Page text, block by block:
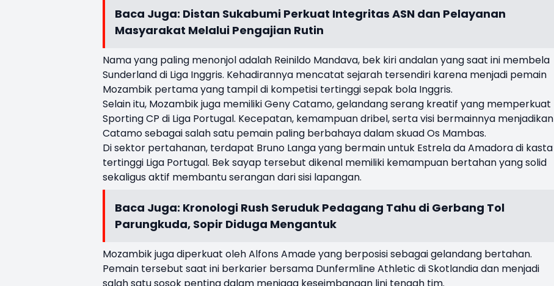
Baca Juga: Distan Sukabumi Perkuat Integritas ASN dan Pelayanan
Masyarakat Melalui Pengajian Rutin
Nama yang paling menonjol adalah Reinildo Mandava, bek kiri andalan yang saat ini membela
Sunderland di Liga Inggris. Kehadirannya mencatat sejarah tersendiri karena menjadi pemain
Mozambik pertama yang tampil di kompetisi tertinggi sepak bola Inggris.
Selain itu, Mozambik juga memiliki Geny Catamo, gelandang serang kreatif yang memperkuat
Sporting CP di Liga Portugal. Kecepatan, kemampuan dribel, serta visi bermainnya menjadikan
Catamo sebagai salah satu pemain paling berbahaya dalam skuad Os Mambas.
Di sektor pertahanan, terdapat Bruno Langa yang bermain untuk Estrela da Amadora di kasta
tertinggi Liga Portugal. Bek sayap tersebut dikenal memiliki kemampuan bertahan yang solid
sekaligus aktif membantu serangan dari sisi lapangan.
Baca Juga: Kronologi Rush Seruduk Pedagang Tahu di Gerbang Tol
Parungkuda, Sopir Diduga Mengantuk
Mozambik juga diperkuat oleh Alfons Amade yang berposisi sebagai gelandang bertahan.
Pemain tersebut saat ini berkarier bersama Dunfermline Athletic di Skotlandia dan menjadi
salah satu sosok penting dalam menjaga keseimbangan lini tengah tim.